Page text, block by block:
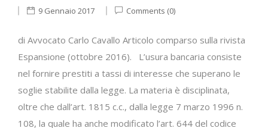
9 Gennaio 2017
Comments (0)
di Avvocato Carlo Cavallo Articolo comparso sulla rivista
Espansione (ottobre 2016). L’usura bancaria consiste
nel fornire prestiti a tassi di interesse che superano le
soglie stabilite dalla legge. La materia è disciplinata,
oltre che dall’art. 1815 c.c., dalla legge 7 marzo 1996 n.
108, la quale ha anche modificato l’art. 644 del codice